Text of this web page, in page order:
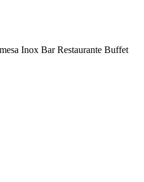
Inox Bar Restaurante Buffet